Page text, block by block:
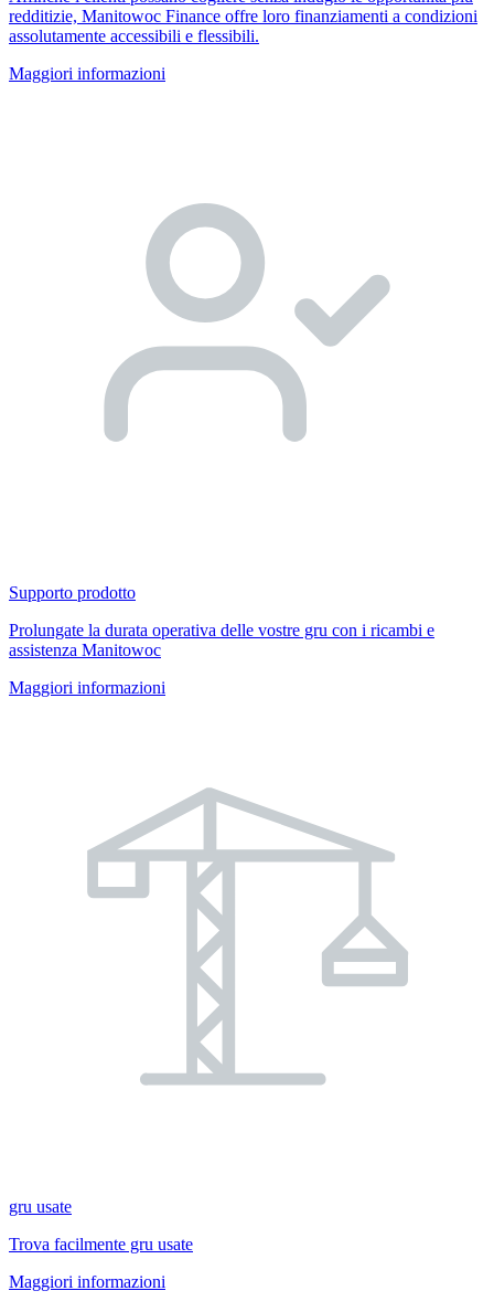
redditizie, Manitowoc Finance offre loro finanziamenti a condizioni
assolutamente accessibili e flessibili.
Maggiori informazioni
Supporto prodotto
Prolungate la durata operativa delle vostre gru con i ricambi e
assistenza Manitowoc
Maggiori informazioni
gru usate
Trova facilmente gru usate
Maggiori informazioni